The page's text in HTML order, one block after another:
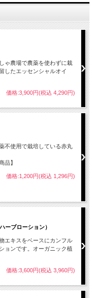
ゃ農場で農薬を使わずに栽
したエッセンシャルオイ
価格:3,900円(税込 4,290円)
不使用で栽培している赤丸
品】
価格:1,200円(税込 1,296円)
ーブローション）
エキスをベースにカンフル
ョンです。オーガニック植
価格:3,600円(税込 3,960円)